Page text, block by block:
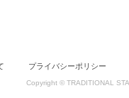
プライバシーポリシー
Copyright © TRADITIONAL